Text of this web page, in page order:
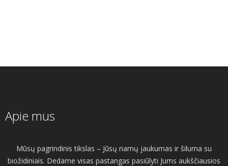
Apie mus
Mūsų pagrindinis tikslas – Jūsų namų jaukumas ir šiluma su
biožidiniais. Dedame visas pastangas pasiūlyti Jums aukščiausios